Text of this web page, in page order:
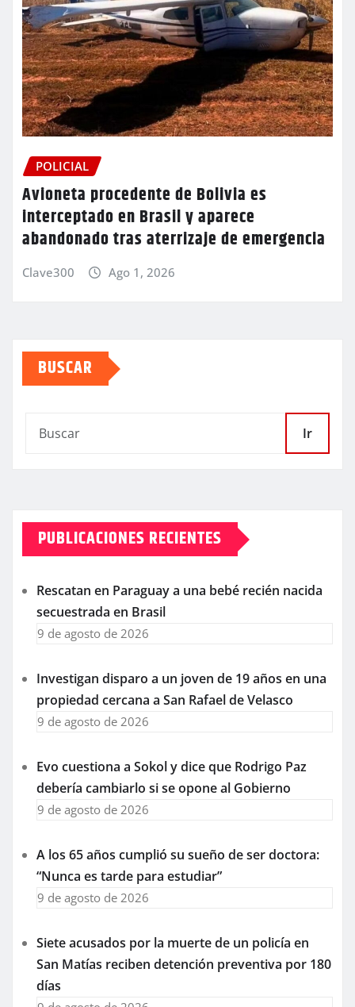
POLICIAL
Avioneta procedente de Bolivia es
interceptado en Brasil y aparece
abandonado tras aterrizaje de emergencia
Clave300 Ago 1, 2026
BUSCAR
Ir
PUBLICACIONES RECIENTES
Rescatan en Paraguay a una bebé recién nacida
secuestrada en Brasil
9 de agosto de 2026
Investigan disparo a un joven de 19 años en una
propiedad cercana a San Rafael de Velasco
9 de agosto de 2026
Evo cuestiona a Sokol y dice que Rodrigo Paz
debería cambiarlo si se opone al Gobierno
9 de agosto de 2026
A los 65 años cumplió su sueño de ser doctora:
“Nunca es tarde para estudiar”
9 de agosto de 2026
Siete acusados por la muerte de un policía en
San Matías reciben detención preventiva por 180
días